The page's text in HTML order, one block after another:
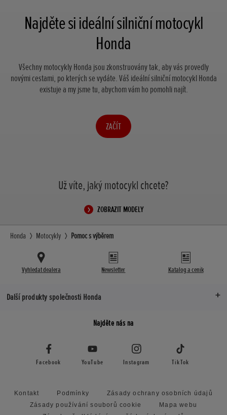
Najděte si ideální silniční motocykl
Honda
Všechny motocykly Honda jsou zkonstruovány tak, aby vás provedly
novými cestami, po kterých se vydáte. Váš ideální silniční motocykl Honda
existuje a my jsme tu, abychom vám ho pomohli najít.
ZAČÍT
Už víte, jaký motocykl chcete?
ZOBRAZIT MODELY
Honda Motocykly Pomoc s výběrem
Vyhledat dealera Newsletter Katalog a ceník
Další produkty společnosti Honda
Najděte nás na
Facebook YouTube Instagram TikTok
Kontakt Podmínky
Zásady ochrany osobních údajů
Zásady používání souborů cookie
Mapa webu